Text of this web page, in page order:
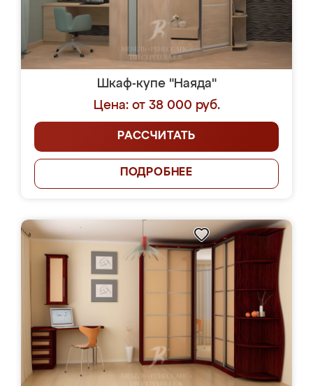
Шкаф-купе "Наяда"
Цена: от 38 000 руб.
РАССЧИТАТЬ
ПОДРОБНЕЕ